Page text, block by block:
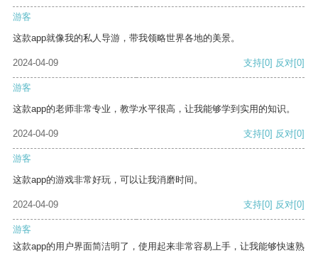
游客
这款app就像我的私人导游，带我领略世界各地的美景。
2024-04-09 支持[0] 反对[0]
游客
这款app的老师非常专业，教学水平很高，让我能够学到实用的知识。
2024-04-09 支持[0] 反对[0]
游客
这款app的游戏非常好玩，可以让我消磨时间。
2024-04-09 支持[0] 反对[0]
游客
这款app的用户界面简洁明了，使用起来非常容易上手，让我能够快速熟